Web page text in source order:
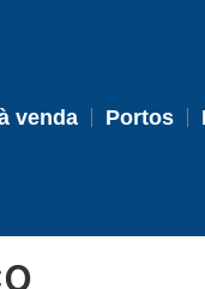
venda Portos